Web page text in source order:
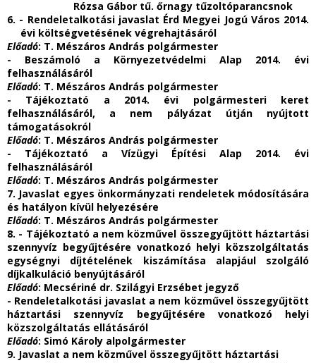
Rózsa Gábor tű. őrnagy tűzoltóparancsnok
6. - Rendeletalkotási javaslat Érd Megyei Jogú Város 2014.
évi költségvetésének végrehajtásáról
Előadó: T. Mészáros András polgármester
- Beszámoló a Környezetvédelmi Alap 2014. évi
felhasználásáról
Előadó: T. Mészáros András polgármester
- Tájékoztató a 2014. évi polgármesteri keret
felhasználásáról, a nem pályázat útján
nyújtott
támogatásokról
Előadó: T. Mészáros András polgármester
- Tájékoztató a Vízügyi Építési Alap 2014. évi
felhasználásáról
Előadó: T. Mészáros András polgármester
7. Javaslat egyes önkormányzati rendeletek módosítására
és hatályon kívül helyezésére
Előadó: T. Mészáros András polgármester
8. - Tájékoztató a nem közművel összegyűjtött háztartási
szennyvíz begyűjtésére vonatkozó helyi közszolgáltatás
egységnyi díjtételének kiszámítása alapjául szolgáló
díjkalkuláció benyújtásáról
Előadó: Mecsériné dr. Szilágyi Erzsébet jegyző
- Rendeletalkotási javaslat a nem közművel összegyűjtött
háztartási szennyvíz begyűjtésére vonatkozó helyi
közszolgáltatás ellátásáról
Előadó: Simó Károly alpolgármester
9. Javaslat a nem közművel összegyűjtött háztartási